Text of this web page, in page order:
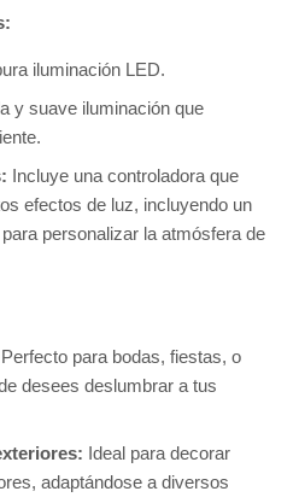
iluminación LED.
y suave iluminación que
Incluye una controladora que
efectos de luz, incluyendo un
personalizar la atmósfera de
Perfecto para bodas, fiestas, o
desees deslumbrar a tus
Ideal para decorar
adaptándose a diversos